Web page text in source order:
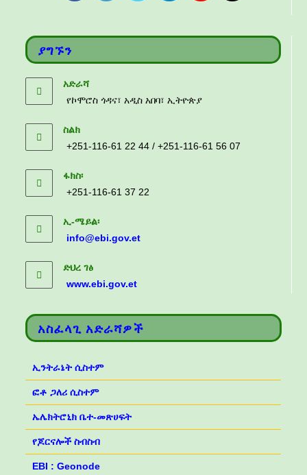
ያግኙን
አድራሻ
የኮሞሮስ ጎዳና፣ አዲስ አበባ፣ ኢትዮጵያ
ስልክ
+251-116-61 22 44 / +251-116-61 56 07
ፋክስ፡
+251-116-61 37 22
ኢ-ሜይል፡
info@ebi.gov.et
ድህረ ገፅ
www.ebi.gov.et
አስፈላጊ አድራሻዎች
ኢንትራኔት ሲስተም
ፎቶ ጋለሪ ሲስተም
ኤሌክትሮኒክ ቤተ-መጽሀፍት
የጆርናሎች ስብስብ
EBI : Geonode